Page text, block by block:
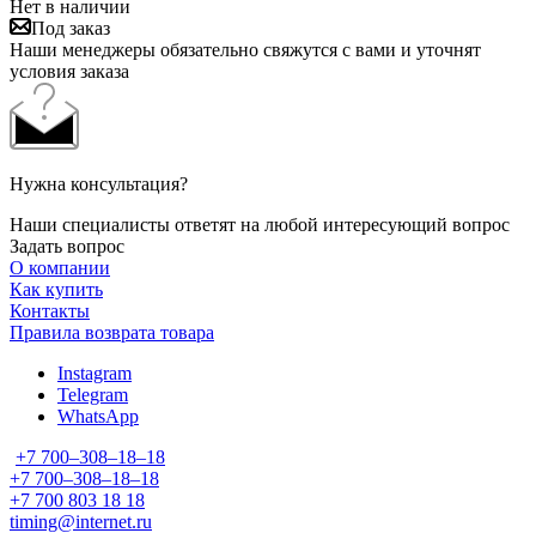
Нет в наличии
Под заказ
Наши менеджеры обязательно свяжутся с вами и уточнят
условия заказа
Нужна консультация?
Наши специалисты ответят на любой интересующий вопрос
Задать вопрос
О компании
Как купить
Контакты
Правила возврата товара
Instagram
Telegram
WhatsApp
+7 700‒308‒18‒18
+7 700‒308‒18‒18
+7 700 803 18 18
timing@internet.ru